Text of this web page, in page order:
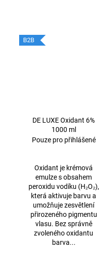
B2B
DE LUXE Oxidant 6%
1000 ml
Pouze pro přihlášené
Oxidant je krémová
emulze s obsahem
peroxidu vodíku (H₂O₂),
která aktivuje barvu a
umožňuje zesvětlení
přirozeného pigmentu
vlasu. Bez správně
zvoleného oxidantu
barva...